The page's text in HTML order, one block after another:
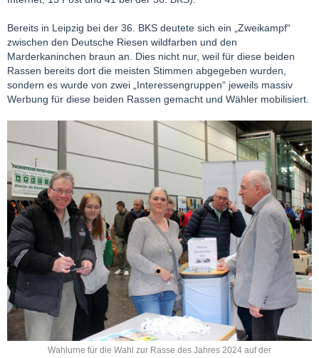
Bereits in Leipzig bei der 36. BKS deutete sich ein „Zweikampf“
zwischen den Deutsche Riesen wildfarben und den
Marderkaninchen braun an. Dies nicht nur, weil für diese beiden
Rassen bereits dort die meisten Stimmen abgegeben wurden,
sondern es wurde von zwei „Interessengruppen“ jeweils massiv
Werbung für diese beiden Rassen gemacht und Wähler mobilisiert.
Wahlurne für die Wahl zur Rasse des Jahres 2024 auf der